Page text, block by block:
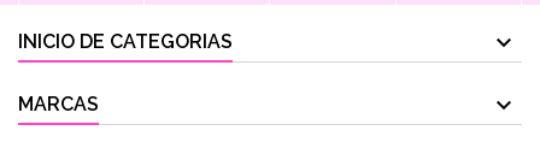
INICIO DE CATEGORIAS
MARCAS